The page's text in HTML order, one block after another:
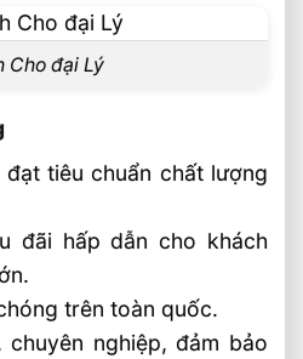
Cho đại Lý
tiêu chuẩn chất lượng
đãi hấp dẫn cho khách
trên toàn quốc.
nghiệp, đảm bảo